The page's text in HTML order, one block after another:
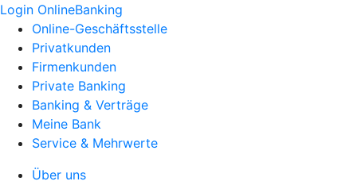
Login OnlineBanking
Online-Geschäftsstelle
Privatkunden
Firmenkunden
Private Banking
Banking & Verträge
Meine Bank
Service & Mehrwerte
Über uns